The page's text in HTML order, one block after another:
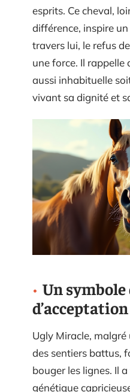
esprits. Ce cheval,
différence, inspire
travers lui, le refus
une force. Il rappelle
aussi inhabituelle
vivant sa dignité et
Un
d’acceptation
Ugly Miracle,
des sentiers battus,
bouger les lignes. Il
génétique